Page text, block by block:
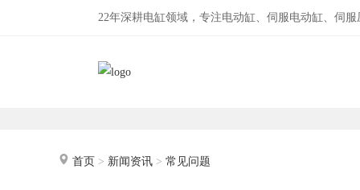
22年深耕电缸领域，专注电动缸、伺服电动缸、伺
首页 > 新闻资讯 > 常见问题